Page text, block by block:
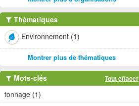
Thématiques
Environnement (1)
Montrer plus de thématiques
Mots-clés Tout effacer
tonnage (1)